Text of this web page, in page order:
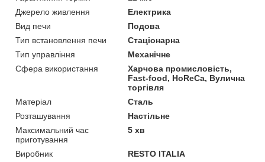
Джерело живлення
Електрика
Вид печи
Подова
Тип встановлення печи
Стаціонарна
Тип управління
Механічне
Сфера використання
Харчова промисловість,
Fast-food, HoReCa, Вулична
торгівля
Матеріал
Сталь
Розташування
Настільне
Максимальний час
приготування
5 хв
Виробник
RESTO ITALIA